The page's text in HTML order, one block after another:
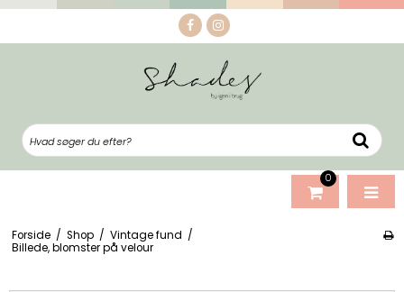
0
Forside / Shop / Vintage fund /
Billede, blomster på velour